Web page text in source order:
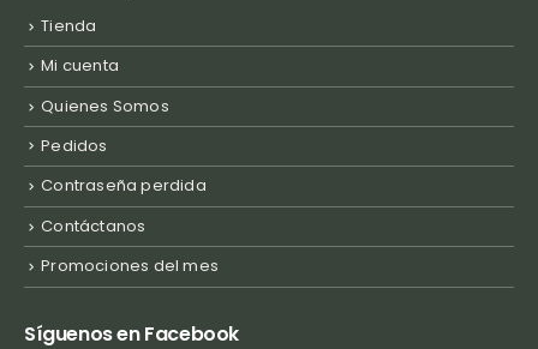
Tienda
Mi cuenta
Quienes Somos
Pedidos
Contraseña perdida
Contáctanos
Promociones del mes
Síguenos en Facebook